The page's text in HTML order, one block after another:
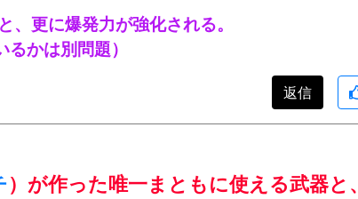
、更に爆発力が強化される。
るかは別問題）
返信
）が作った唯一まともに使える武器と、